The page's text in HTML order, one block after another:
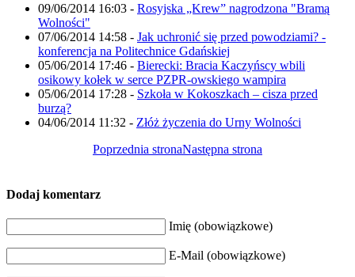
09/06/2014 16:03 - Rosyjska „Krew” nagrodzona "Bramą
Wolności"
07/06/2014 14:58 - Jak uchronić się przed powodziami? -
konferencja na Politechnice Gdańskiej
05/06/2014 17:46 - Bierecki: Bracia Kaczyńscy wbili
osikowy kołek w serce PZPR-owskiego wampira
05/06/2014 17:28 - Szkoła w Kokoszkach – cisza przed
burzą?
04/06/2014 11:32 - Złóż życzenia do Urny Wolności
Poprzednia stronaNastępna strona
Dodaj komentarz
Imię (obowiązkowe)
E-Mail (obowiązkowe)